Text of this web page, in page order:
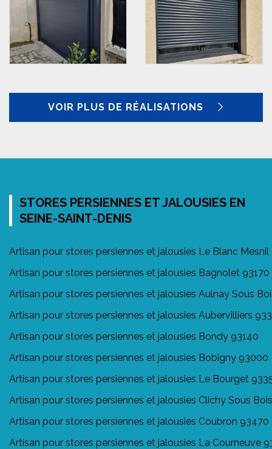
VOIR PLUS DE RÉALISATIONS
STORES PERSIENNES ET JALOUSIES EN
SEINE-SAINT-DENIS
Artisan pour stores persiennes et jalousies Le Blanc Mesnil
Artisan pour stores persiennes et jalousies Bagnolet 93170
Artisan pour stores persiennes et jalousies Aulnay Sous
Artisan pour stores persiennes et jalousies Aubervilliers
Artisan pour stores persiennes et jalousies Bondy 93140
Artisan pour stores persiennes et jalousies Bobigny 93000
Artisan pour stores persiennes et jalousies Le Bourget
Artisan pour stores persiennes et jalousies Clichy Sous
Artisan pour stores persiennes et jalousies Coubron 93470
Artisan pour stores persiennes et jalousies La Courneuve